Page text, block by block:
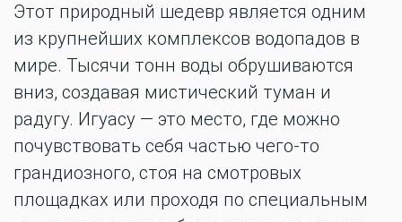
Этот природный шедевр является одним
из крупнейших комплексов водопадов в
мире. Тысячи тонн воды обрушиваются
вниз, создавая мистический туман и
радугу. Игуасу — это место, где можно
почувствовать себя частью чего-то
грандиозного, стоя на смотровых
площадках или проходя по специальным